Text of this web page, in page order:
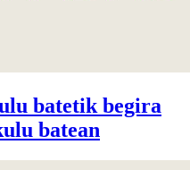
batetik begira
batean